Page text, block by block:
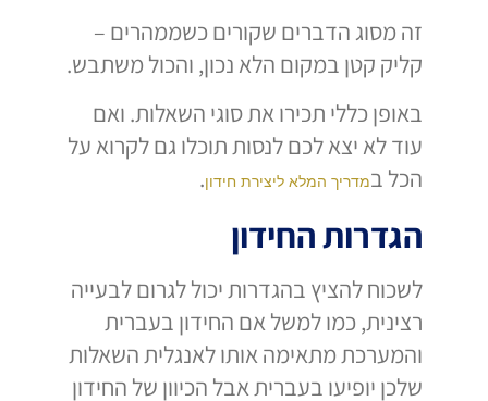
זה מסוג הדברים שקורים כשממהרים –
קליק קטן במקום הלא נכון, והכול משתבש.
באופן כללי תכירו את סוגי השאלות. ואם
עוד לא יצא לכם לנסות תוכלו גם לקרוא על
הכל במדריך המלא ליצירת חידון.
הגדרות החידון
לשכוח להציץ בהגדרות יכול לגרום לבעייה
רצינית, כמו למשל אם החידון בעברית
והמערכת מתאימה אותו לאנגלית השאלות
שלכן יופיעו בעברית אבל הכיוון של החידון